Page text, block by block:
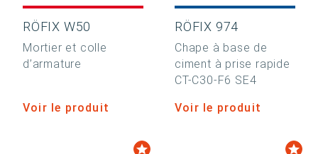
RÖFIX W50
Mortier et colle
d’armature
Voir le produit
RÖFIX 974
Chape à base de
ciment à prise rapide
CT-C30-F6 SE4
Voir le produit